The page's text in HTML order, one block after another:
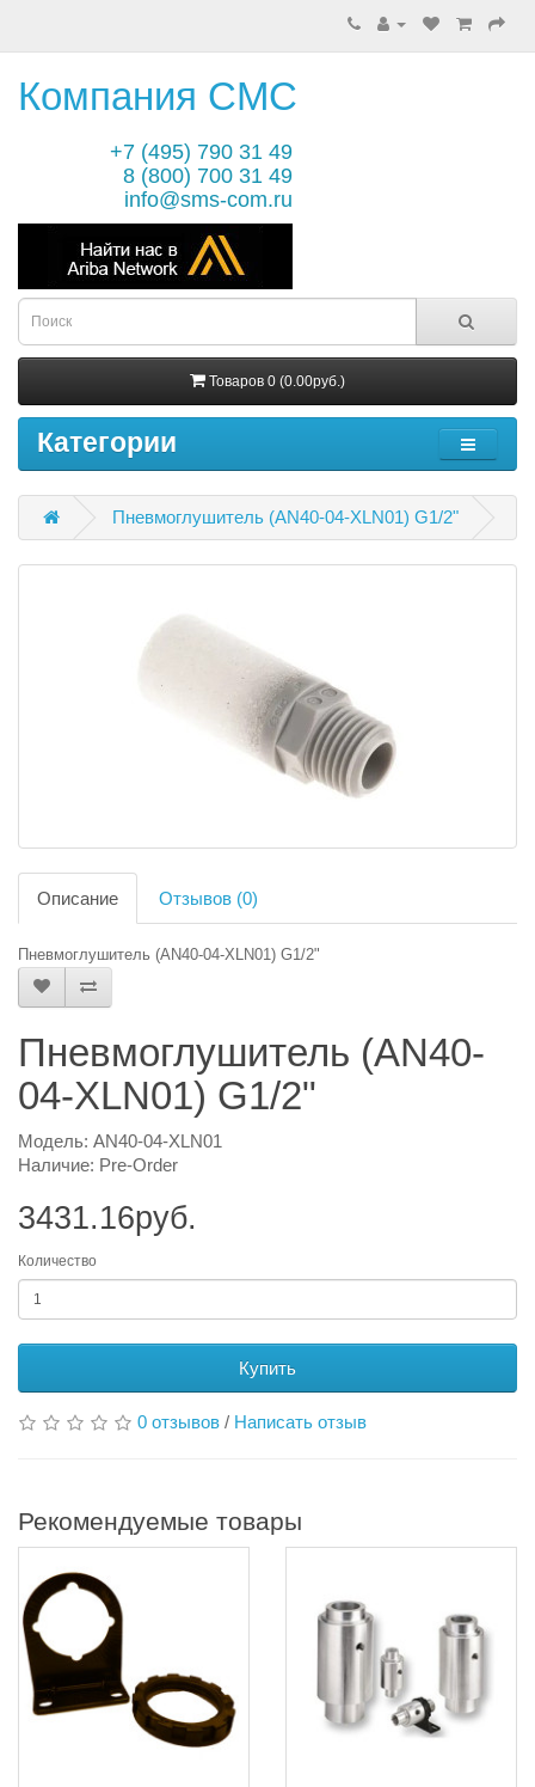
Компания СМС
+7 (495) 790 31 49
8 (800) 700 31 49
info@sms-com.ru
Товаров 0 (0.00руб.)
Категории
Пневмоглушитель (AN40-04-XLN01) G1/2"
Описание Отзывов (0)
Пневмоглушитель (AN40-04-XLN01) G1/2"
Пневмоглушитель (AN40-
04-XLN01) G1/2"
Модель: AN40-04-XLN01
Наличие: Pre-Order
3431.16руб.
Количество
Купить
0 отзывов / Написать отзыв
Рекомендуемые товары